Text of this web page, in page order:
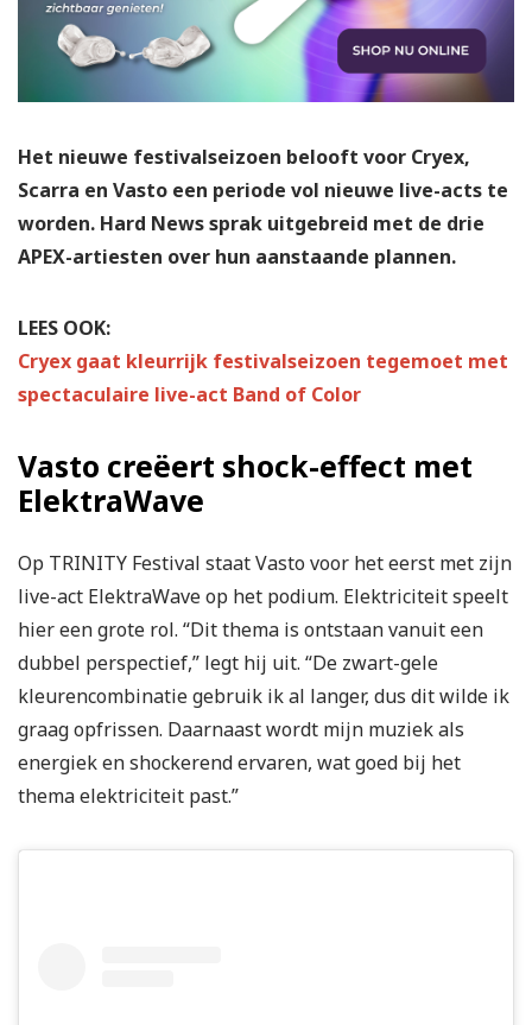
Het nieuwe festivalseizoen belooft voor Cryex,
Scarra en Vasto een periode vol nieuwe live-acts te
worden. Hard News sprak uitgebreid met de drie
APEX-artiesten over hun aanstaande plannen.
LEES OOK:
Cryex gaat kleurrijk festivalseizoen tegemoet met
spectaculaire live-act Band of Color
Vasto creëert shock-effect met
ElektraWave
Op TRINITY Festival staat Vasto voor het eerst met zijn
live-act ElektraWave op het podium. Elektriciteit speelt
hier een grote rol. “Dit thema is ontstaan vanuit een
dubbel perspectief,” legt hij uit. “De zwart-gele
kleurencombinatie gebruik ik al langer, dus dit wilde ik
graag opfrissen. Daarnaast wordt mijn muziek als
energiek en shockerend ervaren, wat goed bij het
thema elektriciteit past.”